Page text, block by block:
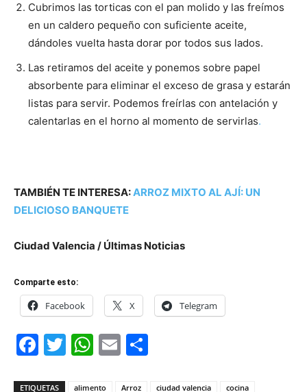
Cubrimos las torticas con el pan molido y las freímos
en un caldero pequeño con suficiente aceite,
dándoles vuelta hasta dorar por todos sus lados.
Las retiramos del aceite y ponemos sobre papel
absorbente para eliminar el exceso de grasa y estarán
listas para servir. Podemos freírlas con antelación y
calentarlas en el horno al momento de servirlas.
TAMBIÉN TE INTERESA:ARROZ MIXTO AL AJÍ: UN
DELICIOSO BANQUETE
Ciudad Valencia / Últimas Noticias
Comparte esto:
Facebook X Telegram
Facebook
Twitter
WhatsApp
Email
ETIQUETAS alimento Arroz ciudad valencia cocina